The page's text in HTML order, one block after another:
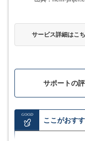
サービス詳細はこ
サポートの
GOOD
ここがおすす